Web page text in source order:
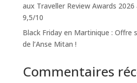
aux Traveller Review Awards
9,5/10
Black Friday en Martinique : Offre
de l’Anse Mitan !
Commentaires